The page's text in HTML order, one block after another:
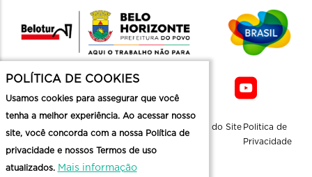
Mapa do Site Politica de
Privacidade
POLÍTICA DE COOKIES
Usamos cookies para assegurar que você
tenha a melhor experiência. Ao acessar nosso
site, você concorda com a nossa Política de
privacidade e nossos Termos de uso
atualizados. Mais informação